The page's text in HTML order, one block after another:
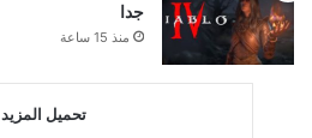
جدا
منذ 15 ساعة
تحميل المزيد